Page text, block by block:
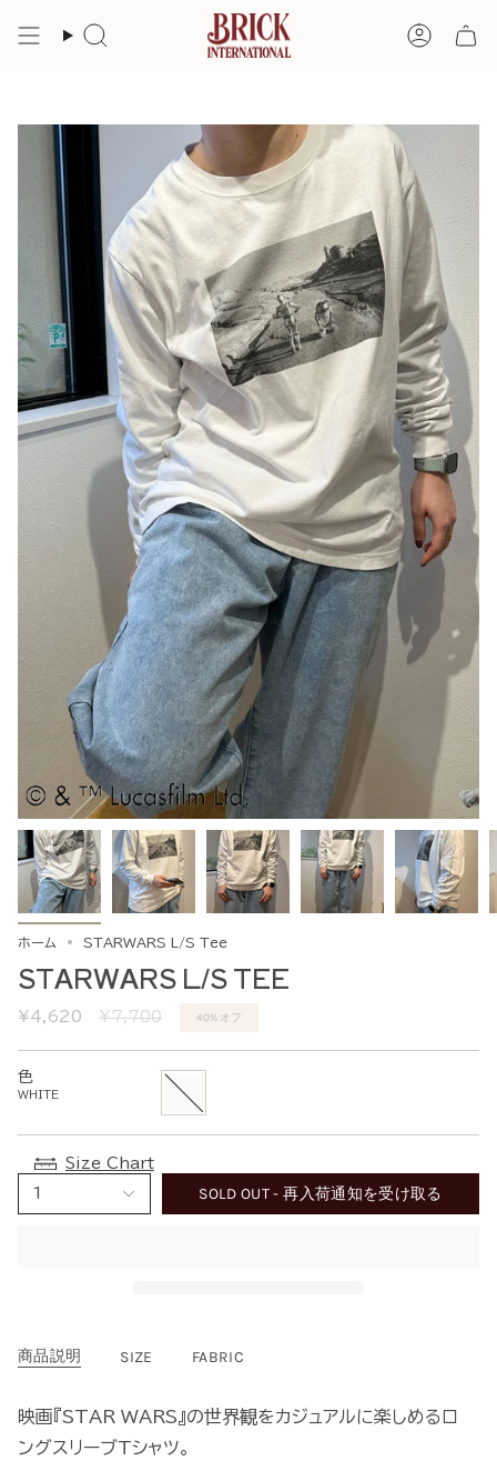
検 ア
ト
ホーム STARWARS L/S Tee
STARWARS L/S TEE
¥4,620
通
¥7,700 40% オフ
色
WHITE
WHITE
Size Chart
1
SOLD OUT - 再入荷通知を受け取る
商品説明 SIZE FABRIC
映画『STAR WARS』の世界観をカジュアルに楽しめるロ
ングスリーブTシャツ。